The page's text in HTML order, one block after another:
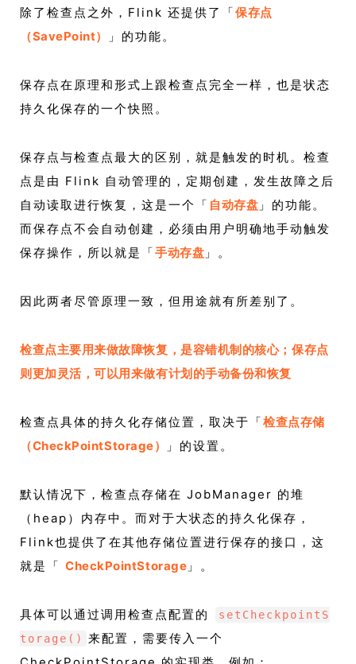
除了检查点之外，Flink 还提供了「保存点
（SavePoint）
」的功能。
保存点在原理和形式上跟检查点完全一样，也是状态
持久化保存的一个快照。
保存点与检查点最大的区别，就是触发的时机。检查
点是由 Flink 自动管理的，定期创建，发生故障之后
自动读取进行恢复，这是一个「 自动存盘 」的功能。
而保存点不会自动创建，必须由用户明确地手动触发
保存操作，所以就是「手动存盘 」。
因此两者尽管原理一致，但用途就有所差别了。
检查点主要用来做故障恢复，是容错机制的核心；保存点
则更加灵活，可以用来做有计划的手动备份和恢复
检查点具体的持久化存储位置，取决于「检查点存储
（CheckPointStorage）
」的设置。
默认情况下，检查点存储在 JobManager 的堆
（heap）内存中。而对于大状态的持久化保存，
Flink也提供了在其他存储位置进行保存的接口，这
就是「 CheckPointStorage 」。
具体可以通过调用检查点配置的
setCheckpointS
torage()
来配置，需要传入一个